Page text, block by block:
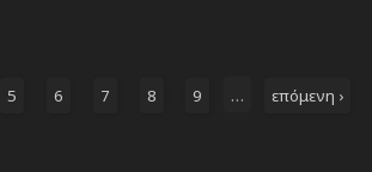
5 6 7 8 9 … επόμενη ›